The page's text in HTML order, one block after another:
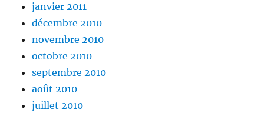
janvier 2011
décembre 2010
novembre 2010
octobre 2010
septembre 2010
août 2010
juillet 2010